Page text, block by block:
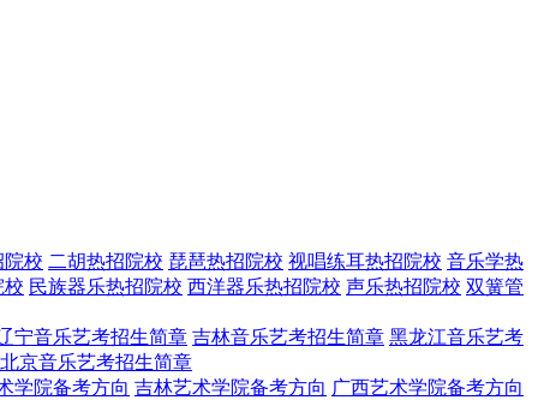
院校 二胡热招院校 琵琶热招院校 视唱练耳热招院校 音乐学热
校 民族器乐热招院校 西洋器乐热招院校 声乐热招院校 双簧管
宁音乐艺考招生简章 吉林音乐艺考招生简章 黑龙江音乐艺考
北京音乐艺考招生简章
学院备考方向 吉林艺术学院备考方向 广西艺术学院备考方向